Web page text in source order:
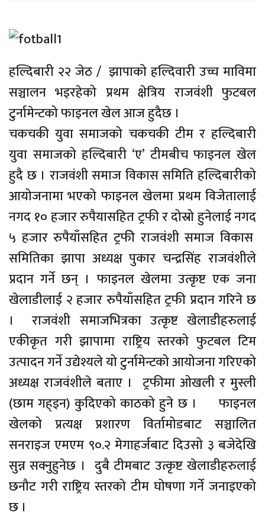
हल्दिबारी २२ जेठ / झापाको हल्दिवारी उच्च माविमा
सञ्चालन भइरहेको प्रथम क्षेत्रिय राजवंशी फुटबल
टुर्नामेन्टको फाइनल खेल आज हुदैछ ।
चकचकी युवा समाजको चकचकी टीम र हल्दिबारी
युवा समाजको हल्दिबारी ‘ए’ टीमबीच फाइनल खेल
हुदै छ । राजवंशी समाज विकास समिति हल्दिबारीको
आयोजनामा भएको फाइनल खेलमा प्रथम विजेतालाई
नगद १० हजार रुपैयासहित ट्रफी र दोस्रो हुनेलाई नगद
५ हजार रुपैयाँसहित ट्रफीे राजवंशी समाज विकास
समितिका झापा अध्यक्ष पुकार चन्द्रसिंह राजवंशीले
प्रदान गर्ने छन् । फाइनल खेलमा उत्कृष्ट एक जना
खेलाडीलाई २ हजार रुपैयाँसहित ट्रफी प्रदान गरिने छ
। राजवंशी समाजभित्रका उत्कृष्ट खेलाडीहरुलाई
एकीकृत गरी झापामा राष्ट्रिय स्तरको फुटबल टिम
उत्पादन गर्ने उद्येश्यले यो टुर्नामेन्टको आयोजना गरिएको
अध्यक्ष राजवंशीले बताए । ट्रफीमा ओखली र मुस्ली
(छाम गह्इन) कुदिएको काठको हुने छ । फाइनल
खेलको प्रत्यक्ष प्रशारण विर्तामोडबाट सञ्चालित
सनराइज एमएम ९०.२ मेगाहर्जबाट दिउसो ३ बजेदेखि
सुन्न सक्नुहुनेछ । दुबै टीमबाट उत्कृष्ट खेलाडीहरुलाई
छनौट गरी राष्ट्रिय स्तरको टीम घोषणा गर्ने जनाइएको
छ ।